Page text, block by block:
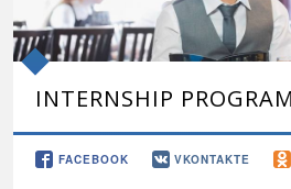
INTERNSHIP
FACEBOOK VKONTAKTE